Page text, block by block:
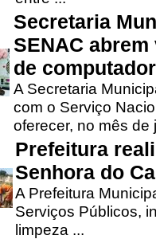
Secretaria
SENAC
de
A Secretaria
com o Serviço
oferecer, no mês de
Prefeitura
Senhora do
A Prefeitura
Serviços Públicos,
limpeza ...